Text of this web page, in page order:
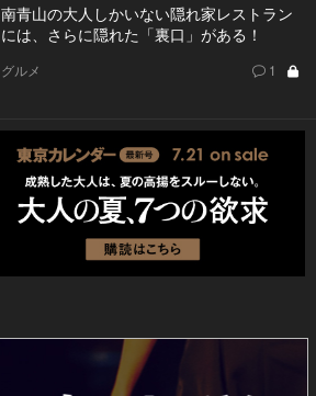
南青山の大人しかいない隠れ家レストラン
には、さらに隠れた「裏口」がある！
グルメ 1